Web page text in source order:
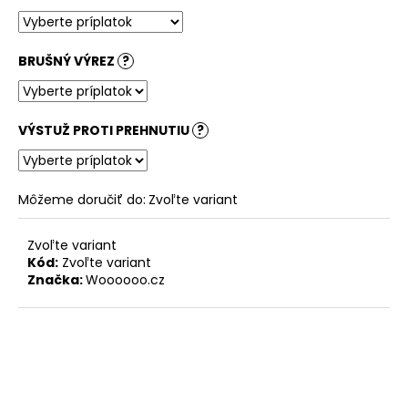
BRUŠNÝ VÝREZ ?
VÝSTUŽ PROTI PREHNUTIU ?
Môžeme doručiť do: Zvoľte variant
Zvoľte variant
Kód: Zvoľte variant
Značka:Woooooo.cz